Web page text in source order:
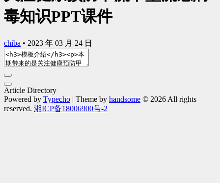
毒知识PPT课件
chiba • 2023 年 03 月 24 日
Article Directory
Powered by Typecho | Theme by handsome © 2026 All rights
reserved. 湘ICP备18006900号-2